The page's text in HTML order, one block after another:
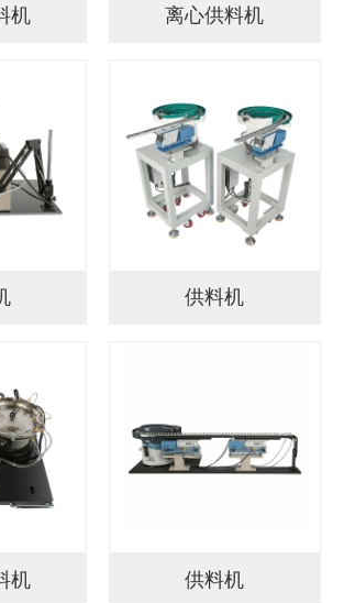
机 离心供料机
供料机
机 供料机